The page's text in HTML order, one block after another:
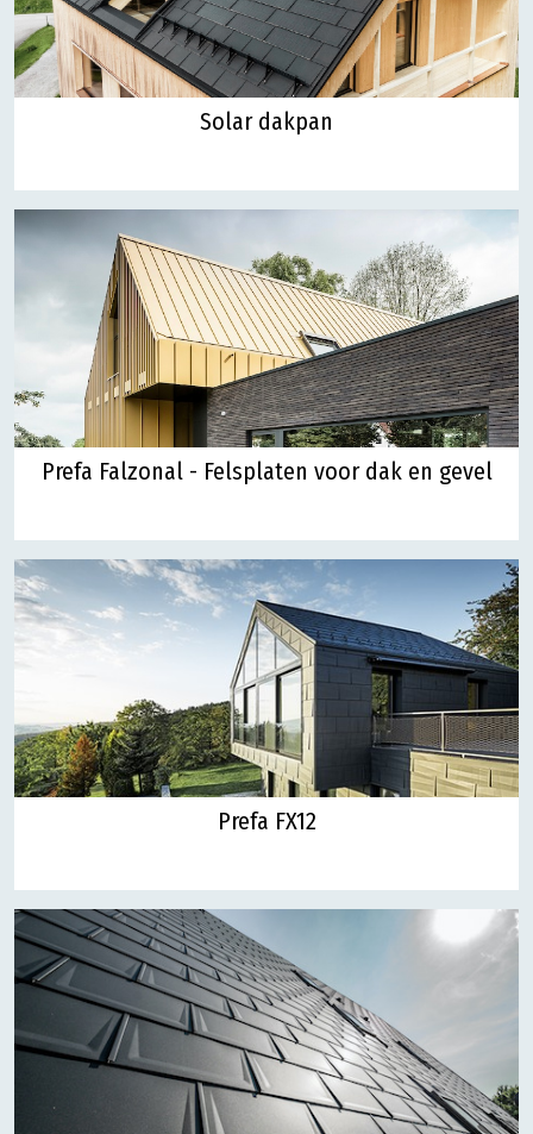
Solar dakpan
Prefa Falzonal - Felsplaten voor dak en gevel
Prefa FX12